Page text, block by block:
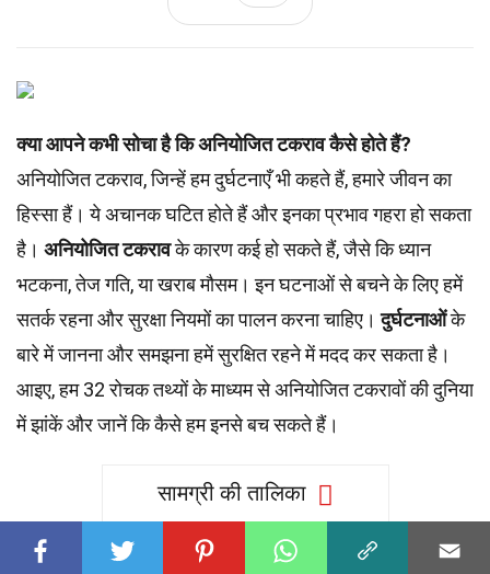
क्या आपने कभी सोचा है कि अनियोजित टकराव कैसे होते हैं?
अनियोजित टकराव, जिन्हें हम दुर्घटनाएँ भी कहते हैं, हमारे जीवन का
हिस्सा हैं। ये अचानक घटित होते हैं और इनका प्रभाव गहरा हो सकता
है। अनियोजित टकरावके कारण कई हो सकते हैं, जैसे कि ध्यान
भटकना, तेज गति, या खराब मौसम। इन घटनाओं से बचने के लिए हमें
सतर्क रहना और सुरक्षा नियमों का पालन करना चाहिए।दुर्घटनाओंके
बारे में जानना और समझना हमें सुरक्षित रहने में मदद कर सकता है।
आइए, हम 32 रोचक तथ्यों के माध्यम से अनियोजित टकरावों की दुनिया
में झांकें और जानें कि कैसे हम इनसे बच सकते हैं।
सामग्री की तालिका